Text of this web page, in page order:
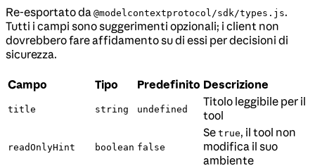
Re-esportato da @modelcontextprotocol/sdk/types.js.
Tutti i campi sono suggerimenti opzionali; i client non
dovrebbero fare affidamento su di essi per decisioni di
sicurezza.
Campo Tipo Predefinito Descrizione
title string undefined
Titolo leggibile per il
tool
readOnlyHint boolean false
Se true, il tool non
modifica il suo
ambiente